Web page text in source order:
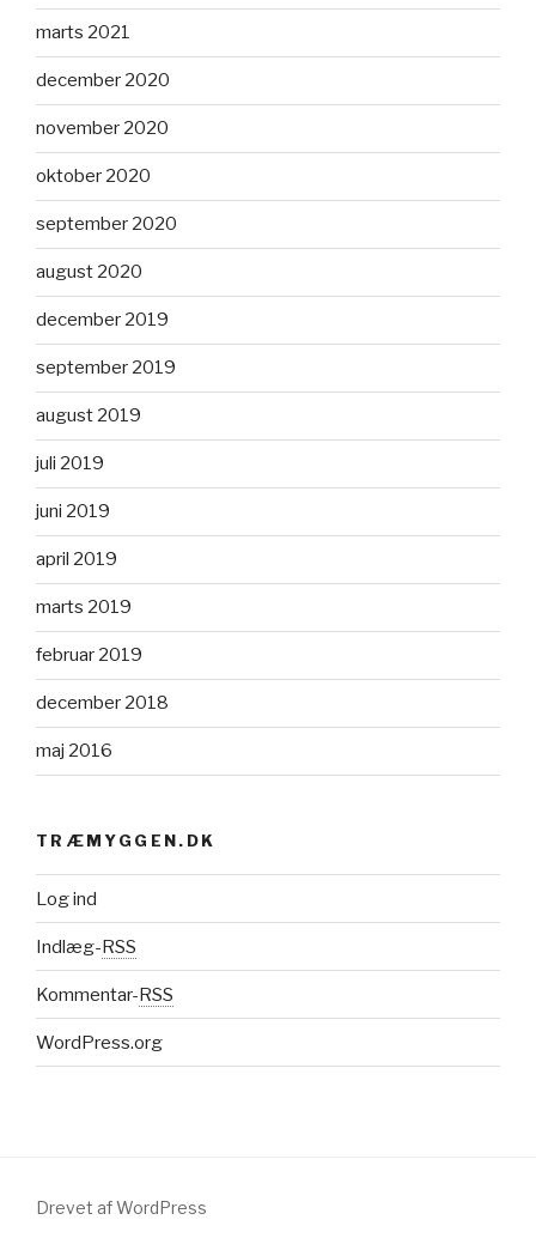
marts 2021
december 2020
november 2020
oktober 2020
september 2020
august 2020
december 2019
september 2019
august 2019
juli 2019
juni 2019
april 2019
marts 2019
februar 2019
december 2018
maj 2016
TRÆMYGGEN.DK
Log ind
Indlæg-RSS
Kommentar-RSS
WordPress.org
Drevet af WordPress